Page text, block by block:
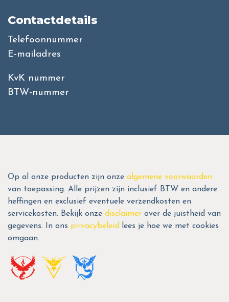
Contactdetails
Telefoonnummer
E-mailadres
KvK nummer
BTW-nummer
Op al onze producten zijn onze algemene voorwaarden
van toepassing. Alle prijzen zijn inclusief BTW en andere
heffingen en exclusief eventuele verzendkosten en
servicekosten. Bekijk onze disclaimer over de juistheid van
gegevens. In ons privacybeleid
lees je hoe we met cookies
omgaan.